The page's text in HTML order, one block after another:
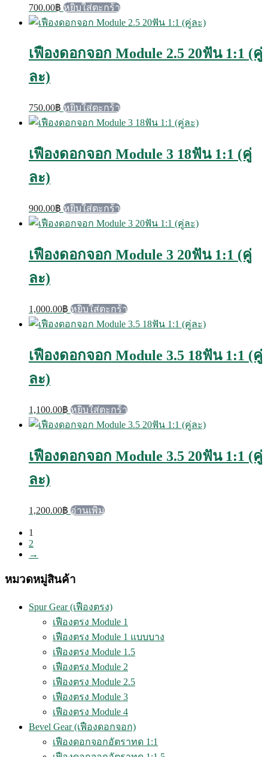
700.00฿ หยิบใส่ตะกร้า
เฟืองดอกจอก Module 2.5 20ฟัน 1:1 (คู่
ละ)
750.00฿ หยิบใส่ตะกร้า
เฟืองดอกจอก Module 3 18ฟัน 1:1 (คู่
ละ)
900.00฿ หยิบใส่ตะกร้า
เฟืองดอกจอก Module 3 20ฟัน 1:1 (คู่
ละ)
1,000.00฿ หยิบใส่ตะกร้า
เฟืองดอกจอก Module 3.5 18ฟัน 1:1 (คู่
ละ)
1,100.00฿ หยิบใส่ตะกร้า
เฟืองดอกจอก Module 3.5 20ฟัน 1:1 (คู่
ละ)
1,200.00฿ อ่านเพิ่ม
1
2
→
หมวดหมู่สินค้า
Spur Gear (เฟืองตรง)
เฟืองตรง Module 1
เฟืองตรง Module 1 แบบบาง
เฟืองตรง Module 1.5
เฟืองตรง Module 2
เฟืองตรง Module 2.5
เฟืองตรง Module 3
เฟืองตรง Module 4
Bevel Gear (เฟืองดอกจอก)
เฟืองดอกจอกอัตราทด 1:1